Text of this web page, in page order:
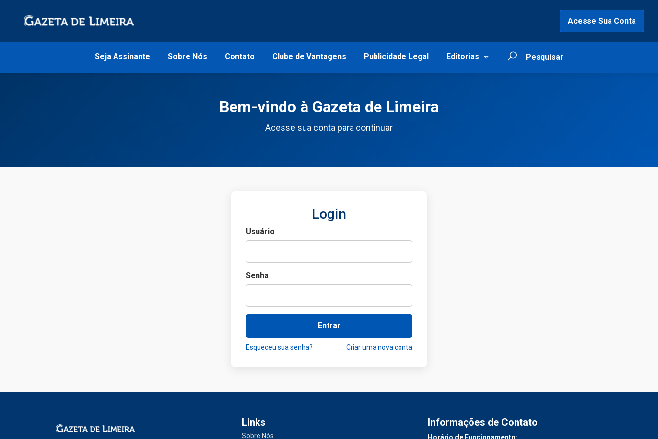
Acesse Sua Conta
Seja Assinante Sobre Nós Contato Clube de Vantagens Publicidade Legal Editorias
Bem-vindo à Gazeta de Limeira
Acesse sua conta para continuar
Login
Usuário
Senha
Entrar
Esqueceu sua senha? Criar uma nova conta
Links
Sobre Nós
Informações de Contato
Horário de Funcionamento: